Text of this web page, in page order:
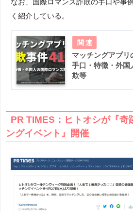
く紹介している。
マッチングアプリ
手口・特徴・外国
欺等
PR TIMES：ヒトオシが『奇
ングイベント』開催